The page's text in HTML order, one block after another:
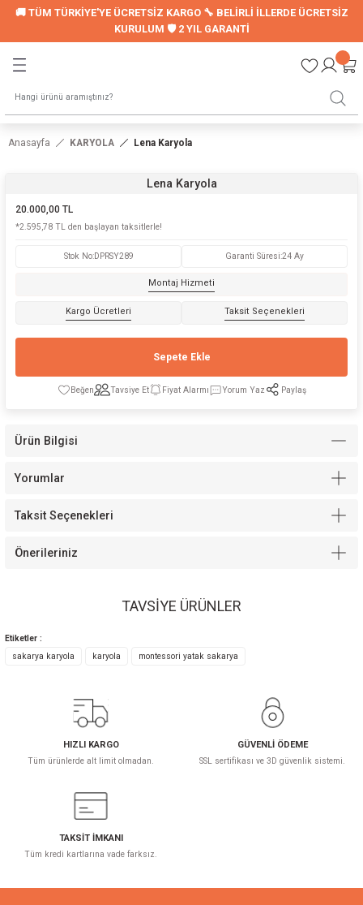
🚚 TÜM TÜRKİYE'YE ÜCRETSİZ KARGO 🔧 BELİRLİ İLLERDE ÜCRETSİZ
KURULUM 🛡️ 2 YIL GARANTİ
Geri Dön
Genç Nevresim Seti
Geri Dön
Anasayfa KARYOLA Lena Karyola
Lena Karyola
20.000,00 TL
*2.595,78 TL den başlayan taksitlerle!
Stok No:DPRSY289 Garanti Süresi:24 Ay
Montaj Hizmeti
Kargo Ücretleri Taksit Seçenekleri
Sepete Ekle
Tavsiye Et Fiyat Alarmı Yorum Yaz Paylaş
Ürün Bilgisi
Yorumlar
Taksit Seçenekleri
Önerileriniz
TAVSİYE ÜRÜNLER
Space Yavru Yatak İçi Sünger Yatak Cool Ortopedik Yatak
Etiketler :
sakarya karyola
karyola montessori yatak sakarya
HIZLI KARGO
Tüm ürünlerde alt limit olmadan.
GÜVENLİ ÖDEME
SSL sertifikası ve 3D güvenlik sistemi.
TAKSİT İMKANI
Tüm kredi kartlarına vade farksız.